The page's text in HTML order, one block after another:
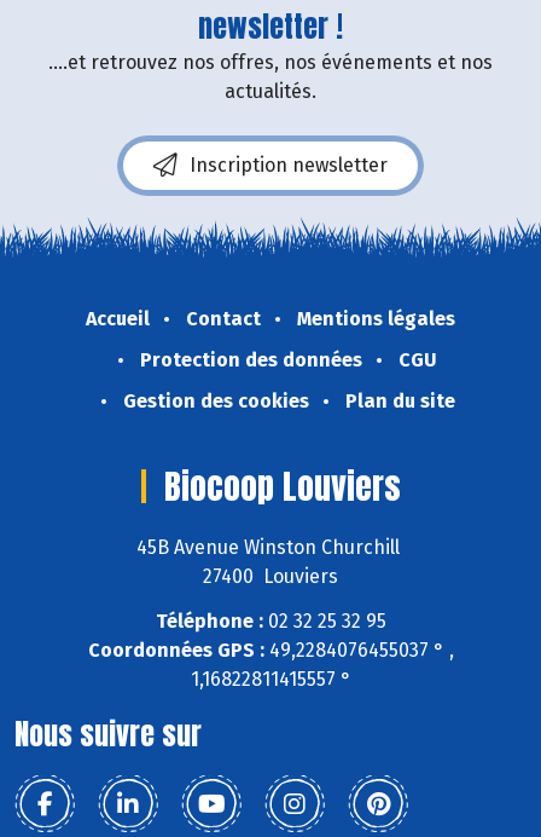
newsletter !
....et retrouvez nos offres, nos événements et nos
actualités.
Inscription newsletter
Accueil Contact
Mentions légales
Protection des données
CGU
Gestion des cookies
Plan du site
Biocoop Louviers
45B Avenue Winston Churchill
27400 Louviers
Téléphone :02 32 25 32 95
Coordonnées GPS :49,2284076455037 ° ,
1,16822811415557 °
Nous suivre sur